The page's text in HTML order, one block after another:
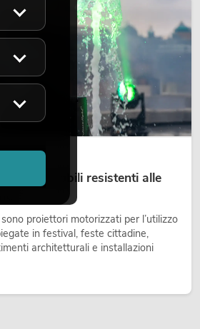
teste mobili resistenti alle
proiettori motorizzati per l’utilizzo
in festival, feste cittadine,
architetturali e installazioni